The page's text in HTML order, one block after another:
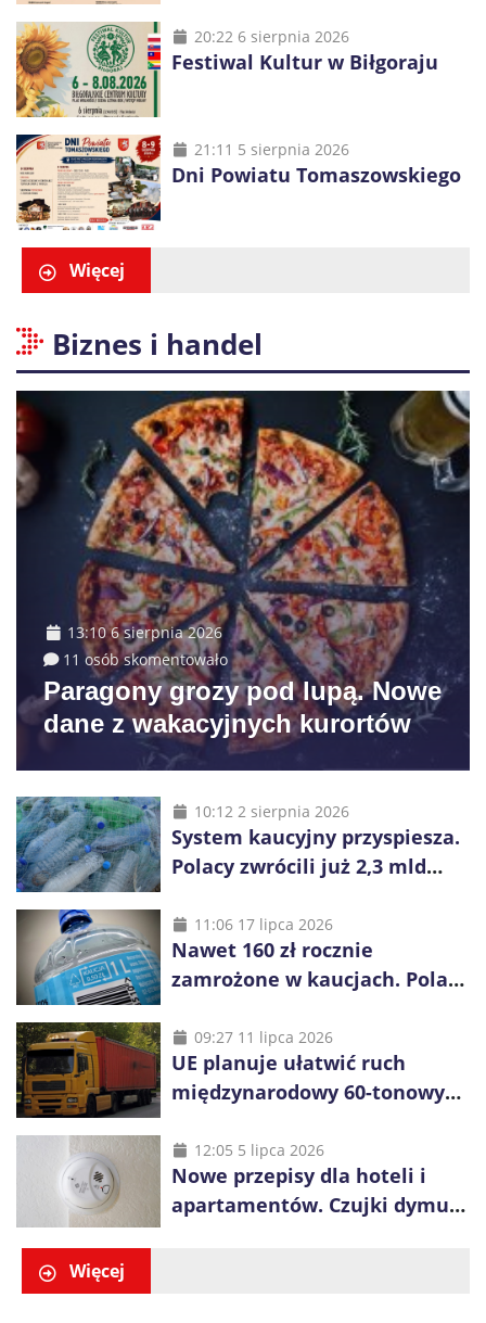
20:22 6 sierpnia 2026
Festiwal Kultur w Biłgoraju
21:11 5 sierpnia 2026
Dni Powiatu Tomaszowskiego
Więcej
Biznes i handel
13:10 6 sierpnia 2026
11 osób skomentowało
Paragony grozy pod lupą. Nowe
dane z wakacyjnych kurortów
10:12 2 sierpnia 2026
System kaucyjny przyspiesza.
Polacy zwrócili już 2,3 mld
11:06 17 lipca 2026
Nawet 160 zł rocznie
zamrożone w kaucjach. Polacy
vouchery
09:27 11 lipca 2026
UE planuje ułatwić ruch
międzynarodowy 60-tonowych
konkurencji
12:05 5 lipca 2026
Nowe przepisy dla hoteli i
apartamentów. Czujki dymu
Więcej